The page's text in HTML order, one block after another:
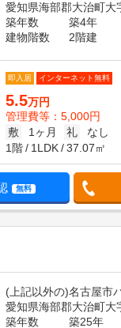
愛知県海部郡大治町大
築年数
築4年
建物階数
2階建
即入居 インターネット無料
5.5万円
管理費等：5,000円
敷
1ヶ月 礼
なし
1階
1LDK 37.07㎡
無料
(上記以外の)名古屋市
愛知県海部郡大治町大
築年数
築25年